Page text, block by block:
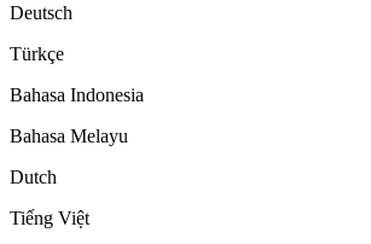
Deutsch
Türkçe
Bahasa Indonesia
Bahasa Melayu
Dutch
Tiếng Việt